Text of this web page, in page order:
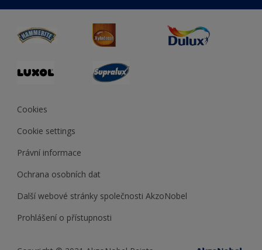
duluxprodejnabarev.cz
duluxpredajnafarieb.sk
Cookies
Cookie settings
Právní informace
Ochrana osobních dat
Další webové stránky společnosti AkzoNobel
Prohlášení o přístupnosti